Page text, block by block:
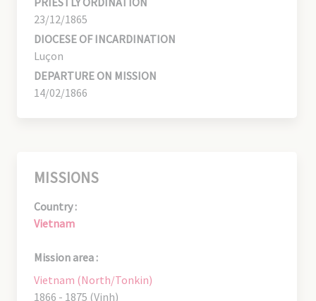
23/12/1865
DIOCESE OF INCARDINATION
Luçon
DEPARTURE ON MISSION
14/02/1866
MISSIONS
Country :
Vietnam
Mission area :
Vietnam (North/Tonkin)
1866 - 1875 (Vinh)